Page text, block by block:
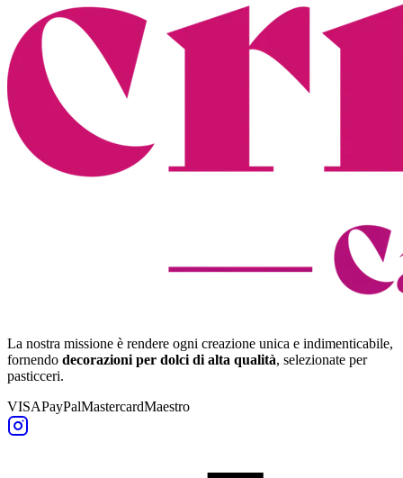
La nostra missione è rendere ogni creazione unica e indimenticabile,
fornendo decorazioni per dolci di alta qualità, selezionate per
pasticceri.
VISAPayPalMastercardMaestro